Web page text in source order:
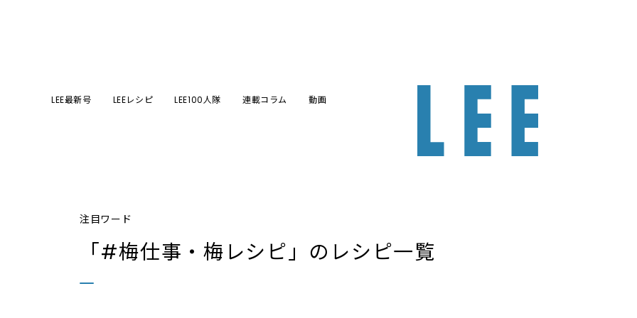
LEE最新号 LEEレシピ LEE100人隊 連載コラム 動画
注目ワード
「#梅仕事・梅レシピ」 のレシピ一覧